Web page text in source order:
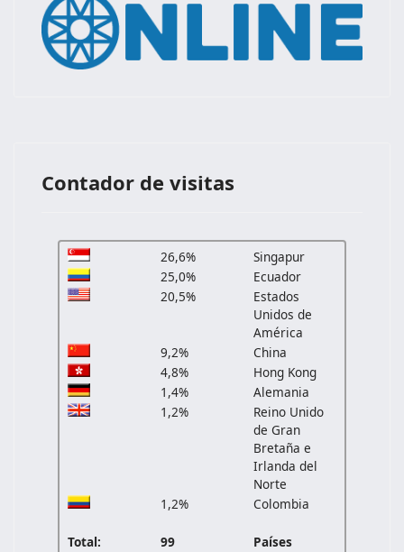
Contador de visitas
26,6%
Singapur
25,0%
Ecuador
20,5%
Estados
Unidos de
América
9,2%
China
4,8%
Hong Kong
1,4%
Alemania
1,2%
Reino Unido
de Gran
Bretaña e
Irlanda del
Norte
1,2%
Colombia
Total: 99 Países